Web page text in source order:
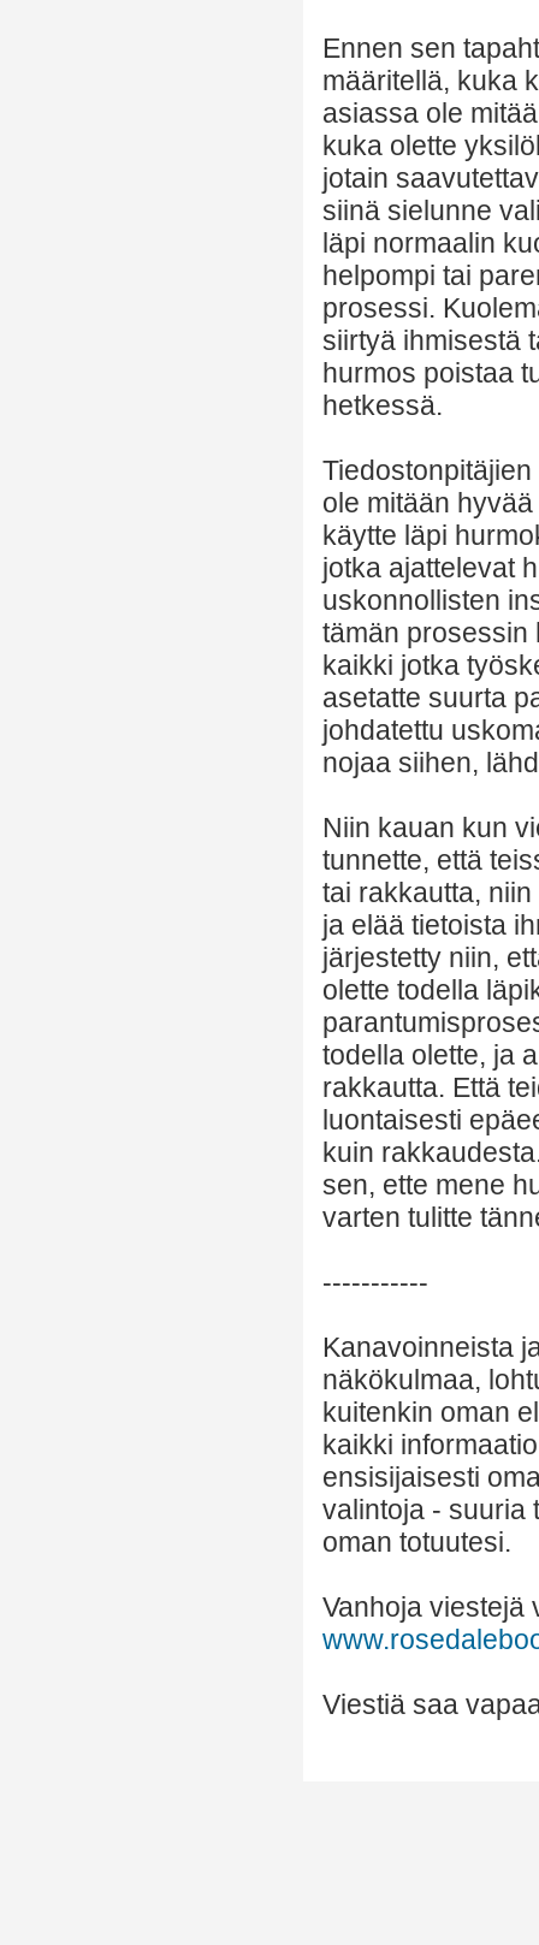
Ennen sen
määritellä, kuka
asiassa ole
kuka olette
jotain
siinä sielunne
läpi normaalin
helpompi tai
prosessi.
siirtyä ihmisestä
hurmos poistaa
hetkessä.
ole mitään
käytte läpi
jotka ajattelevat
uskonnollisten
tämän prosessin
kaikki jotka
asetatte suurta
johdatettu
nojaa siihen,
Niin kauan kun
tunnette, että
tai rakkautta,
ja elää tietoista
järjestetty niin,
olette todella
todella olette, ja
rakkautta. Että
luontaisesti
kuin
sen, ette mene
varten tulitte
-----------
Kanavoinneista
näkökulmaa,
kuitenkin oman
kaikki
ensisijaisesti
valintoja - suuria
oman totuutesi.
Vanhoja viestejä
Viestiä saa